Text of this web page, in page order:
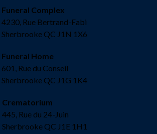
Funeral Complex
4230, Rue Bertrand-Fabi
Sherbrooke QC J1N 1X6
Funeral Home
601, Rue du Conseil
Sherbrooke QC J1G 1K4
Crematorium
445, Rue du 24-Juin
Sherbrooke QC J1E 1H1